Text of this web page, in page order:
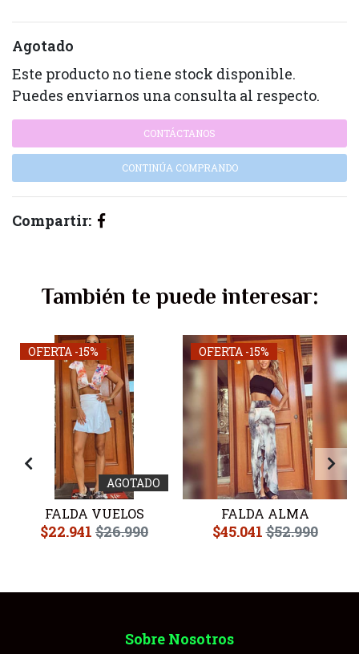
Agotado
Este producto no tiene stock disponible.
Puedes enviarnos una consulta al respecto.
CONTÁCTANOS
CONTINÚA COMPRANDO
Compartir:
También te puede interesar:
OFERTA -15%
AGOTADO
FALDA VUELOS
$22.941 $26.990
OFERTA -15%
FALDA ALMA
$45.041$52.990
Sobre Nosotros